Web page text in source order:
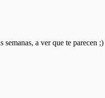
semanas, a ver que te parecen